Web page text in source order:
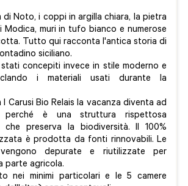
Noto, i coppi in argilla chiara, la pietra
Modica, muri in tufo bianco e numerose
Tutto qui racconta l'antica storia di
siciliano.
concepiti invece in stile moderno e
i materiali usati durante la
Carusi Bio Relais la vacanza diventa ad
perché è una struttura rispettosa
che preserva la biodiversità. Il 100%
è prodotta da fonti rinnovabili. Le
depurate e riutilizzate per
parte agricola.
nei minimi particolari e le 5 camere